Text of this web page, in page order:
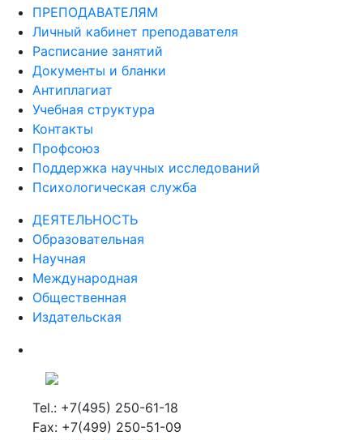
ПРЕПОДАВАТЕЛЯМ
Личный кабинет преподавателя
Расписание занятий
Документы и бланки
Антиплагиат
Учебная структура
Контакты
Профсоюз
Поддержка научных исследований
Психологическая служба
ДЕЯТЕЛЬНОСТЬ
Образовательная
Научная
Международная
Общественная
Издательская
Tel.: +7(495) 250-61-18
Fax: +7(499) 250-51-09